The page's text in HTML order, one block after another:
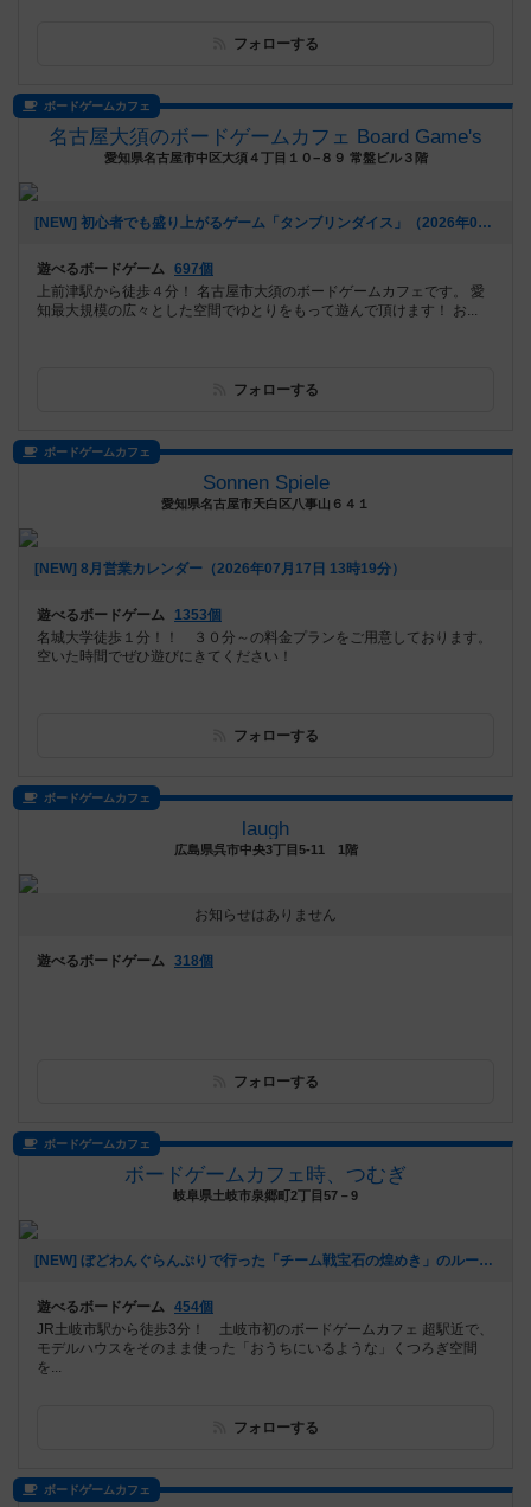
フォローする
ボードゲームカフェ
名古屋大須のボードゲームカフェ Board Game's
愛知県名古屋市中区大須４丁目１０−８９ 常盤ビル３階
[NEW] 初心者でも盛り上がるゲーム「タンブリンダイス」（2026年07月17日 14時05分）
遊べるボードゲーム 697個
上前津駅から徒歩４分！ 名古屋市大須のボードゲームカフェです。 愛
知最大規模の広々とした空間でゆとりをもって遊んで頂けます！ お...
フォローする
ボードゲームカフェ
Sonnen Spiele
愛知県名古屋市天白区八事山６４１
[NEW] 8月営業カレンダー（2026年07月17日 13時19分）
遊べるボードゲーム
1353個
名城大学徒歩１分！！ ３０分～の料金プランをご用意しております。
空いた時間でぜひ遊びにきてください！
フォローする
ボードゲームカフェ
laugh
広島県呉市中央3丁目5-11 1階
お知らせはありません
遊べるボードゲーム 318個
フォローする
ボードゲームカフェ
ボードゲームカフェ時、つむぎ
岐阜県土岐市泉郷町2丁目57－9
[NEW] ぼどわんぐらんぷりで行った「チーム戦宝石の煌めき」のルールについて（2026年07月11日 16時35分）
遊べるボードゲーム 454個
JR土岐市駅から徒歩3分！ 土岐市初のボードゲームカフェ 超駅近で、
モデルハウスをそのまま使った「おうちにいるような」くつろぎ空間
を...
フォローする
ボードゲームカフェ